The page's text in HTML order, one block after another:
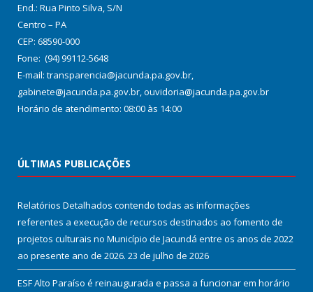
End.: Rua Pinto Silva, S/N
Centro – PA
CEP: 68590-000
Fone: (94) 99112-5648
E-mail: transparencia@jacunda.pa.gov.br,
gabinete@jacunda.pa.gov.br, ouvidoria@jacunda.pa.gov.br
Horário de atendimento: 08:00 às 14:00
ÚLTIMAS PUBLICAÇÕES
Relatórios Detalhados contendo todas as informações
referentes a execução de recursos destinados ao fomento de
projetos culturais no Município de Jacundá entre os anos de 2022
ao presente ano de 2026. 23 de julho de 2026
ESF Alto Paraíso é reinaugurada e passa a funcionar em horário